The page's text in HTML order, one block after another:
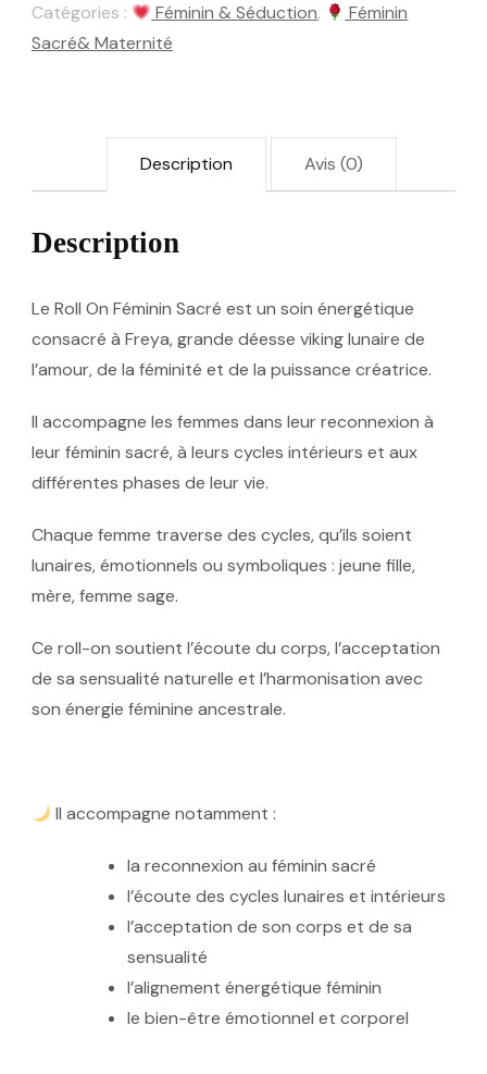
Catégories : Féminin & Séduction,
Féminin
Sacré& Maternité
Description Avis (0)
Description
Le Roll On Féminin Sacré est un soin énergétique
consacré à Freya, grande déesse viking lunaire de
l’amour, de la féminité et de la puissance créatrice.
Il accompagne les femmes dans leur reconnexion à
leur féminin sacré, à leurs cycles intérieurs et aux
différentes phases de leur vie.
Chaque femme traverse des cycles, qu’ils soient
lunaires, émotionnels ou symboliques : jeune fille,
mère, femme sage.
Ce roll-on soutient l’écoute du corps, l’acceptation
de sa sensualité naturelle et l’harmonisation avec
son énergie féminine ancestrale.
Il accompagne notamment :
la reconnexion au féminin sacré
l’écoute des cycles lunaires et intérieurs
l’acceptation de son corps et de sa
sensualité
l’alignement énergétique féminin
le bien-être émotionnel et corporel